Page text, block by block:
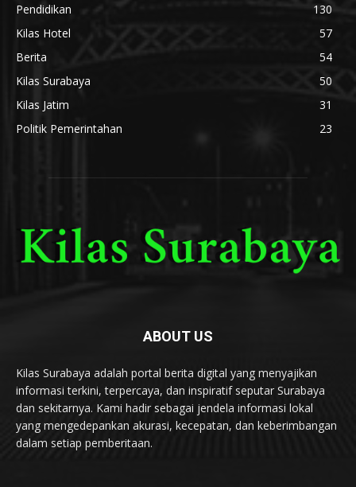
Pendidikan
130
Kilas Hotel
57
Berita
54
Kilas Surabaya
50
Kilas Jatim
31
Politik Pemerintahan
23
ABOUT US
Kilas Surabaya adalah portal berita digital yang menyajikan
informasi terkini, terpercaya, dan inspiratif seputar Surabaya
dan sekitarnya. Kami hadir sebagai jendela informasi lokal
yang mengedepankan akurasi, kecepatan, dan keberimbangan
dalam setiap pemberitaan.